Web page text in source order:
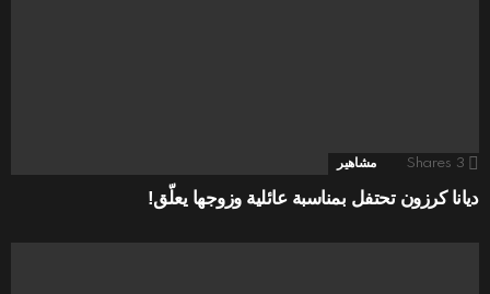
3
Shares مشاهير
ديانا كرزون تحتفل بمناسبة عائلية وزوجها يعلّق!